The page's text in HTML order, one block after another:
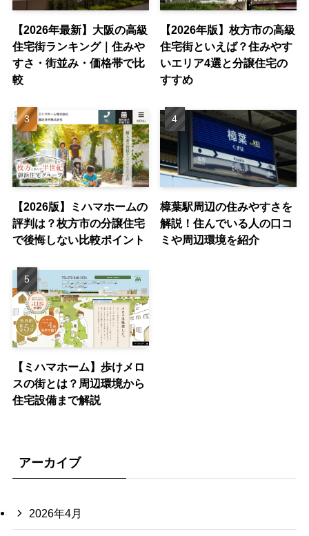
【2026年最新】大阪の高級
住宅街ランキング｜住みや
すさ・街並み・価格帯で比
較
【2026年版】枚方市の高級
住宅街といえば？住みやす
いエリア4選と分譲住宅の
すすめ
【2026版】ミハマホームの
評判は？枚方市の分譲住宅
で後悔しない比較ポイント
樟葉駅周辺の住みやすさを
解説！住んでいる人の口コ
ミや周辺環境を紹介
【ミハマホーム】歩けメロ
スの街とは？周辺環境から
住宅設備まで解説
アーカイブ
2026年4月